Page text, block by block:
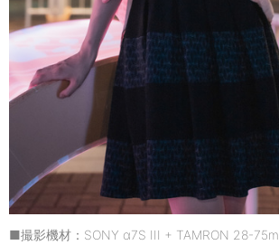
■撮影機材：SONY α7S III + TAMRON 28-